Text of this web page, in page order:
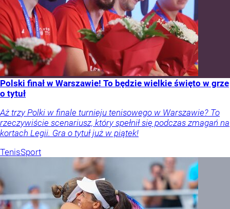
Polski finał w Warszawie! To będzie wielkie święto w grze
o tytuł
Aż trzy Polki w finale turnieju tenisowego w Warszawie? To
rzeczywiście scenariusz, który spełnił się podczas zmagań na
kortach Legii. Gra o tytuł już w piątek!
TenisSport